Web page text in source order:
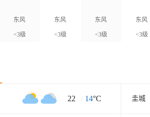
东风
<3级
东风
<3级
东风
<3级
东风
<3级
22 / 14°C 圭城